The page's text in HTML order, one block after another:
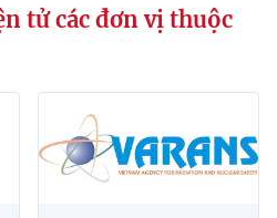
tử các đơn vị thuộc